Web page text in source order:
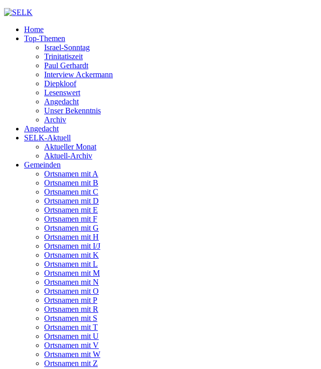
Home
Top-Themen
Israel-Sonntag
Trinitatiszeit
Paul Gerhardt
Interview Ackermann
Diepkloof
Lesenswert
Angedacht
Unser Bekenntnis
Archiv
Angedacht
SELK-Aktuell
Aktueller Monat
Aktuell-Archiv
Gemeinden
Ortsnamen mit A
Ortsnamen mit B
Ortsnamen mit C
Ortsnamen mit D
Ortsnamen mit E
Ortsnamen mit F
Ortsnamen mit G
Ortsnamen mit H
Ortsnamen mit I/J
Ortsnamen mit K
Ortsnamen mit L
Ortsnamen mit M
Ortsnamen mit N
Ortsnamen mit O
Ortsnamen mit P
Ortsnamen mit R
Ortsnamen mit S
Ortsnamen mit T
Ortsnamen mit U
Ortsnamen mit V
Ortsnamen mit W
Ortsnamen mit Z